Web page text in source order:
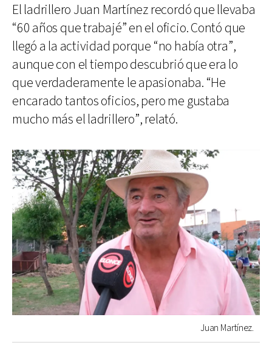
El ladrillero Juan Martínez recordó que llevaba
“60 años que trabajé” en el oficio. Contó que
llegó a la actividad porque “no había otra”,
aunque con el tiempo descubrió que era lo
que verdaderamente le apasionaba. “He
encarado tantos oficios, pero me gustaba
mucho más el ladrillero”, relató.
Juan Martínez.